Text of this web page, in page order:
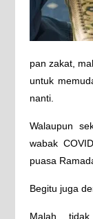
pan zakat,
untuk
nanti.
Walaupun
wabak
puasa
Begitu juga
Malah